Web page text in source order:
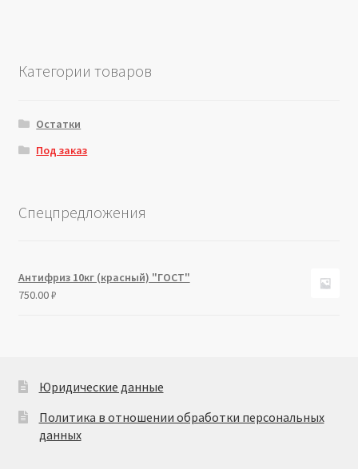
Категории товаров
Остатки
Под заказ
Спецпредложения
Антифриз 10кг (красный) "ГОСТ"
750.00₽
Юридические данные
Политика в отношении обработки персональных
данных